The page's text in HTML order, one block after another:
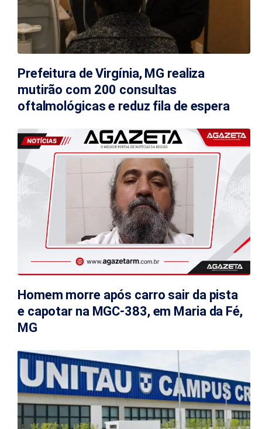
Prefeitura de Virgínia, MG realiza
mutirão com 200 consultas
oftalmológicas e reduz fila de espera
Homem morre após carro sair da pista
e capotar na MGC-383, em Maria da Fé,
MG